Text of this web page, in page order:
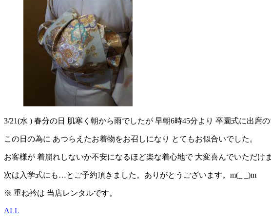
3/21(水 ) 春分の日 肌寒く朝から雨でしたが 早朝6時45分より 卒園式に出席
この日の為に あつらえたお着物をお召しになり とてもお似合いでした。
お客様が 着崩れしないか不安になるほど楽な着心地で 大変喜んでいただけ
次は入学式にも…とご予約頂きました。ありがとうございます。m(_ _)m
※ 重ね衿は 当店レンタルです。
ALL